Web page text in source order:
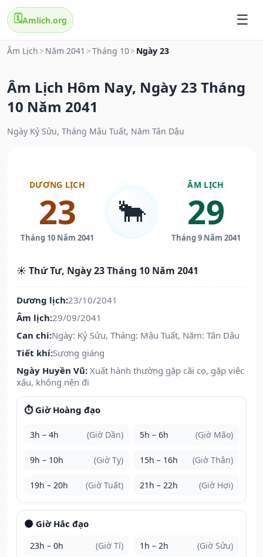
🗓️Amlich.org
Âm Lịch > Năm 2041 >Tháng 10> Ngày 23
Âm Lịch Hôm Nay, Ngày 23 Tháng
10 Năm 2041
Ngày Kỷ Sửu, Tháng Mậu Tuất, Năm Tân Dậu
DƯƠNG LỊCH
23
Tháng 10 Năm 2041
🐂
ÂM LỊCH
29
Tháng 9 Năm 2041
☀️ Thứ Tư, Ngày 23 Tháng 10 Năm 2041
Dương lịch:23/10/2041
Âm lịch:29/09/2041
Can chi:Ngày: Kỷ Sửu, Tháng: Mậu Tuất, Năm: Tân Dậu
Tiết khí:Sương giáng
Ngày Huyền Vũ: Xuất hành thường gặp cãi cọ, gặp việc
xấu, không nên đi
⏱️ Giờ Hoàng đạo
3h – 4h (Giờ Dần) 5h – 6h (Giờ Mão)
9h – 10h (Giờ Tỵ) 15h – 16h (Giờ Thân)
19h – 20h (Giờ Tuất) 21h – 22h (Giờ Hợi)
🌑 Giờ Hắc đạo
23h – 0h (Giờ Tí) 1h – 2h (Giờ Sửu)